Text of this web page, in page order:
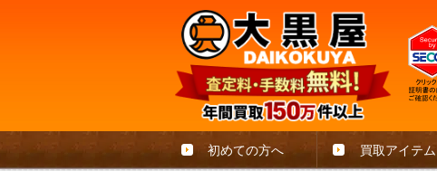
初めての方へ 買取アイテム